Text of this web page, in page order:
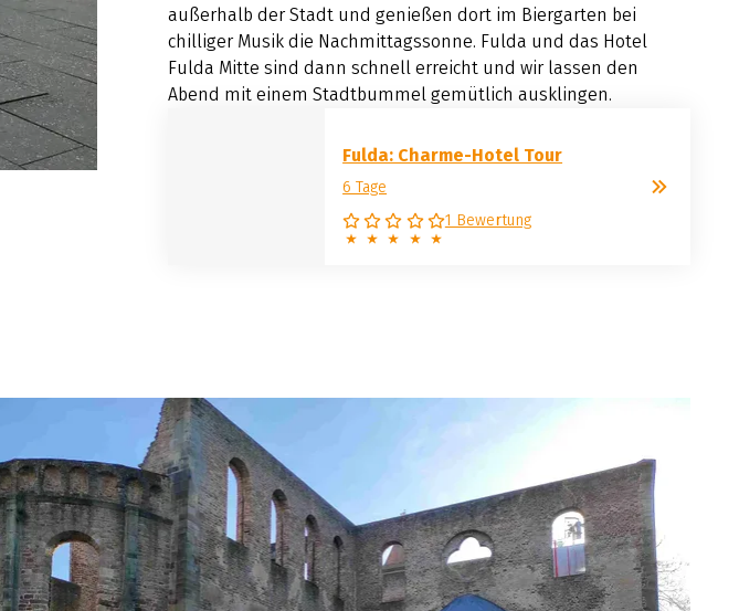
außerhalb der Stadt und genießen dort im Biergarten bei
chilliger Musik die Nachmittagssonne. Fulda und das Hotel
Fulda Mitte sind dann schnell erreicht und wir lassen den
Abend mit einem Stadtbummel gemütlich ausklingen.
Fulda: Charme-Hotel Tour
6 Tage
1 Bewertung